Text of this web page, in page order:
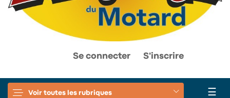
Se connecter S'inscrire
Voir toutes les rubriques ☰